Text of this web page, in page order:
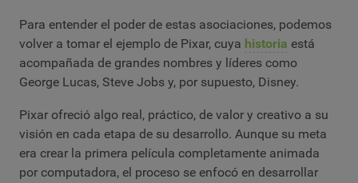
Para entender el poder de estas asociaciones, podemos
volver a tomar el ejemplo de Pixar, cuya historia está
acompañada de grandes nombres y líderes como
George Lucas, Steve Jobs y, por supuesto, Disney.
Pixar ofreció algo real, práctico, de valor y creativo a su
visión en cada etapa de su desarrollo. Aunque su meta
era crear la primera película completamente animada
por computadora, el proceso se enfocó en desarrollar